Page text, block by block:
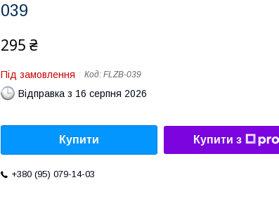
039
295 ₴
Під замовлення Код: FLZB-039
Відправка з 16 серпня 2026
Купити Купити з
+380 (95) 079-14-03